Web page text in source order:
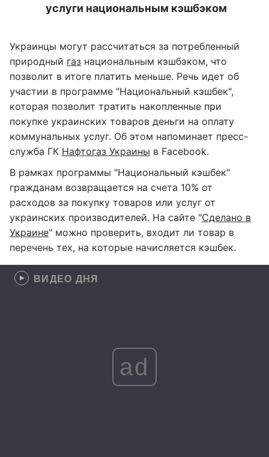
услуги национальным кэшбэком
Украинцы могут рассчитаться за потребленный
природный газ национальным кэшбэком, что
позволит в итоге платить меньше. Речь идет об
участии в программе "Национальный кэшбек",
которая позволит тратить накопленные при
покупке украинских товаров деньги на оплату
коммунальных услуг. Об этом напоминает пресс-
служба ГК Нафтогаз Украины в Facebook.
В рамках программы "Национальный кэшбек"
гражданам возвращается на счета 10% от
расходов за покупку товаров или услуг от
украинских производителей. На сайте "Сделано в
Украине" можно проверить, входит ли товар в
перечень тех, на которые начисляется кэшбек.
ВИДЕО ДНЯ
ad